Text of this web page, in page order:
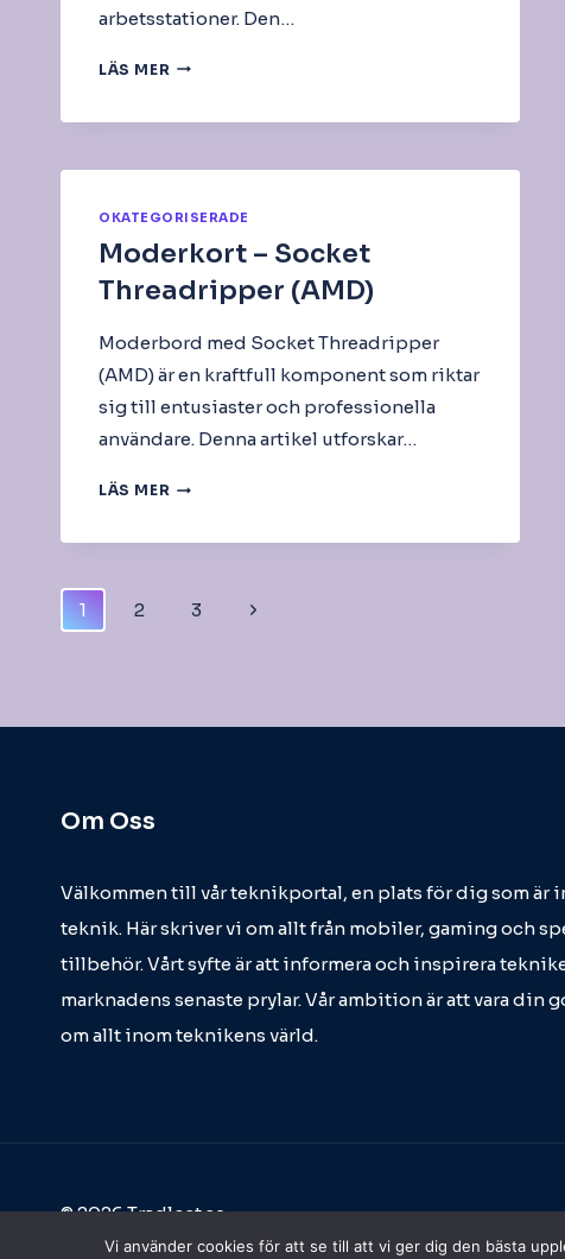
arbetsstationer. Den…
LÄS MER MODERKORT
OKATEGORISERADE
Moderkort – Socket
Threadripper (AMD)
Moderbord med Socket Threadripper
(AMD) är en kraftfull komponent som riktar
sig till entusiaster och professionella
användare. Denna artikel utforskar…
LÄS MER MODERKORT
Page
1 2 3
Next
Om Oss
Välkommen till vår teknikportal, en plats för dig som är
teknik. Här skriver vi om allt från mobiler, gaming och
tillbehör. Vårt syfte är att informera och inspirera
marknadens senaste prylar. Vår ambition är att vara
om allt inom teknikens värld.
© 2026 Tradlost.se
Vi använder cookies för att se till att vi ger dig den bästa